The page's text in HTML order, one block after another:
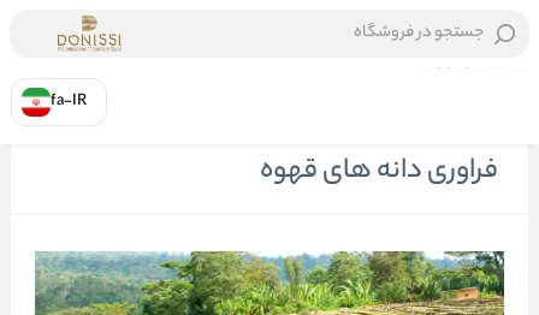
جستجو در فروشگاه
fa-IR
فراوری دانه های قهوه